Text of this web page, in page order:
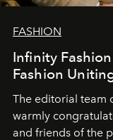
FASHION
Infinity
Fashion
The editorial team
warmly
and friends of the